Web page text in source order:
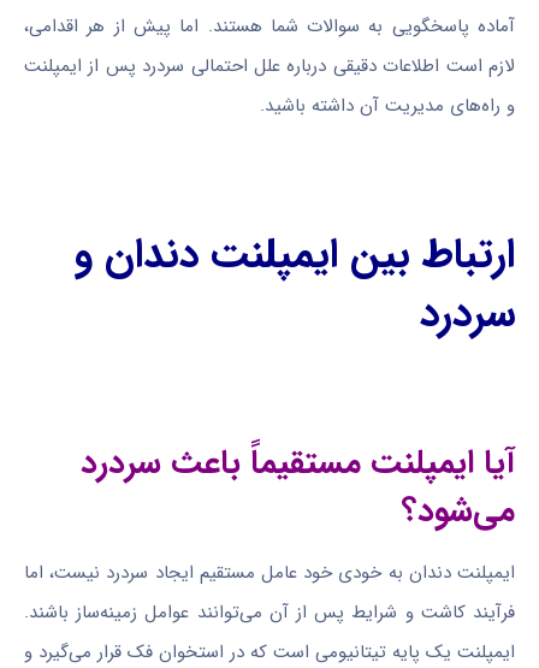
آماده پاسخگویی به سوالات شما هستند. اما پیش از هر اقدامی،
لازم است اطلاعات دقیقی درباره علل احتمالی سردرد پس از ایمپلنت
و راه‌های مدیریت آن داشته باشید.
ارتباط بین ایمپلنت دندان و
سردرد
آیا ایمپلنت مستقیماً باعث سردرد
می‌شود؟
ایمپلنت دندان به خودی خود عامل مستقیم ایجاد سردرد نیست، اما
فرآیند کاشت و شرایط پس از آن می‌توانند عوامل زمینه‌ساز باشند.
ایمپلنت یک پایه تیتانیومی است که در استخوان فک قرار می‌گیرد و